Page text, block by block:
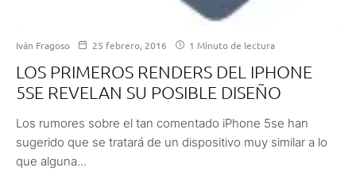
Iván Fragoso 25 febrero, 2016 1 Minuto de lectura
LOS PRIMEROS RENDERS DEL IPHONE
5SE REVELAN SU POSIBLE DISEÑO
Los rumores sobre el tan comentado iPhone 5se han
sugerido que se tratará de un dispositivo muy similar a lo
que alguna...